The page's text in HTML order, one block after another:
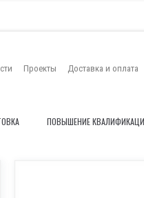
Проекты Доставка и оплата
ПОВЫШЕНИЕ